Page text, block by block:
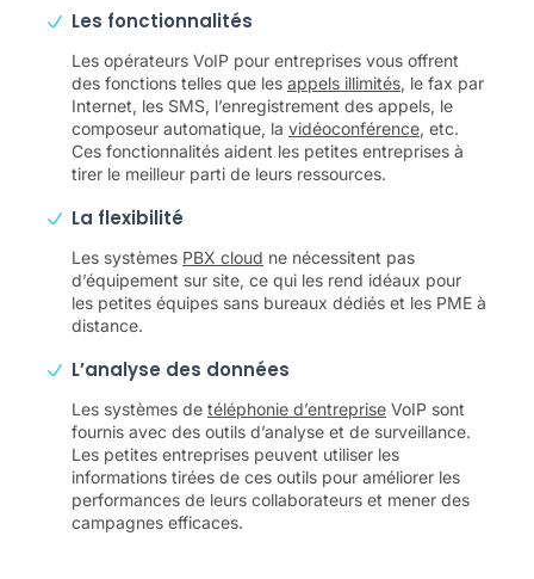
Les fonctionnalités
Les opérateurs VoIP pour entreprises vous offrent
des fonctions telles que les appels illimités, le fax par
Internet, les SMS, l’enregistrement des appels, le
composeur automatique, la vidéoconférence, etc.
Ces fonctionnalités aident les petites entreprises à
tirer le meilleur parti de leurs ressources.
La flexibilité
Les systèmes PBX cloud ne nécessitent pas
d’équipement sur site, ce qui les rend idéaux pour
les petites équipes sans bureaux dédiés et les PME à
distance.
L’analyse des données
Les systèmes de téléphonie d’entreprise VoIP sont
fournis avec des outils d’analyse et de surveillance.
Les petites entreprises peuvent utiliser les
informations tirées de ces outils pour améliorer les
performances de leurs collaborateurs et mener des
campagnes efficaces.